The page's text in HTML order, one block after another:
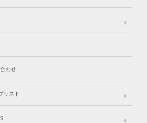
のこだわり
動物実験をしない
Hair（ヘア） Oral care（オーラルケア）
（グッズ）
Gift set
Subscription（定期便）
わせ
リスト
List